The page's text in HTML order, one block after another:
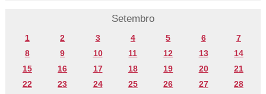
Setembro
1 2 3 4 5 6
7
8
9 10 11 12 13
14
15
16 17 18 19 20
21
22
23 24 25 26 27
28